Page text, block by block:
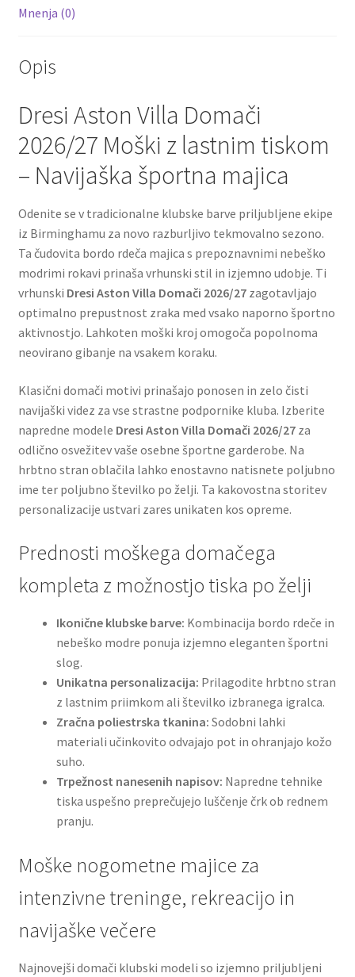
Mnenja (0)
Opis
Dresi Aston Villa Domači
2026/27 Moški z lastnim tiskom
– Navijaška športna majica
Odenite se v tradicionalne klubske barve priljubljene ekipe
iz Birminghamu za novo razburljivo tekmovalno sezono.
Ta čudovita bordo rdeča majica s prepoznavnimi nebeško
modrimi rokavi prinaša vrhunski stil in izjemno udobje. Ti
vrhunski Dresi Aston Villa Domači 2026/27zagotavljajo
optimalno prepustnost zraka med vsako naporno športno
aktivnostjo. Lahkoten moški kroj omogoča popolnoma
neovirano gibanje na vsakem koraku.
Klasični domači motivi prinašajo ponosen in zelo čisti
navijaški videz za vse strastne podpornike kluba. Izberite
napredne modele Dresi Aston Villa Domači 2026/27za
odlično osvežitev vaše osebne športne garderobe. Na
hrbtno stran oblačila lahko enostavno natisnete poljubno
ime ter poljubno številko po želji. Ta kakovostna storitev
personalizacije ustvari zares unikaten kos opreme.
Prednosti moškega domačega
kompleta z možnostjo tiska po želji
Ikonične klubske barve: Kombinacija bordo rdeče in
nebeško modre ponuja izjemno eleganten športni
slog.
Unikatna personalizacija: Prilagodite hrbtno stran
z lastnim priimkom ali številko izbranega igralca.
Zračna poliestrska tkanina: Sodobni lahki
materiali učinkovito odvajajo pot in ohranjajo kožo
suho.
Trpežnost nanesenih napisov: Napredne tehnike
tiska uspešno preprečujejo luščenje črk ob rednem
pranju.
Moške nogometne majice za
intenzivne treninge, rekreacijo in
navijaške večere
Najnovejši domači klubski modeli so izjemno priljubljeni